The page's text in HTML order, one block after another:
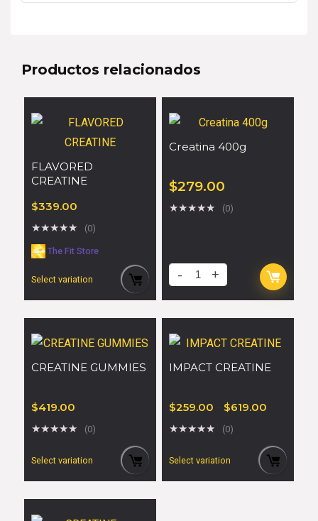
Productos relacionados
FLAVORED
CREATINE
$339.00
★★★★★ (0)
The Fit Store
Select variation
Creatina 400g
$279.00
★★★★★ (0)
CREATINE GUMMIES
$419.00
★★★★★ (0)
Select variation
IMPACT CREATINE
$259.00 $619.00
★★★★★ (0)
Select variation